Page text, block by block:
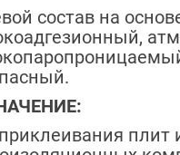
состав на
плит